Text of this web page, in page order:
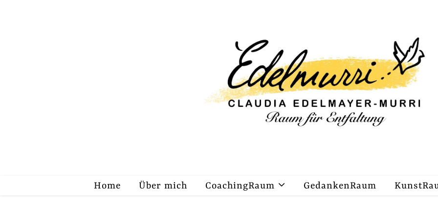
Home Über mich CoachingRaum GedankenRaum